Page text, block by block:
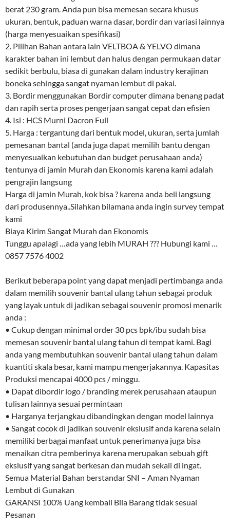
berat 230 gram. Anda pun bisa memesan secara khusus
ukuran, bentuk, paduan warna dasar, bordir dan variasi lainnya
(harga menyesuaikan spesifikasi)
2. Pilihan Bahan antara lain VELTBOA & YELVO dimana
karakter bahan ini lembut dan halus dengan permukaan datar
sedikit berbulu, biasa di gunakan dalam industry kerajinan
boneka sehingga sangat nyaman lembut di pakai.
3. Bordir menggunakan Bordir computer dimana benang padat
dan rapih serta proses pengerjaan sangat cepat dan efisien
4. Isi : HCS Murni Dacron Full
5. Harga : tergantung dari bentuk model, ukuran, serta jumlah
pemesanan bantal (anda juga dapat memilih bantu dengan
menyesuaikan kebutuhan dan budget perusahaan anda)
tentunya di jamin Murah dan Ekonomis karena kami adalah
pengrajin langsung
Harga di jamin Murah, kok bisa ? karena anda beli langsung
dari produsennya..Silahkan bilamana anda ingin survey tempat
kami
Biaya Kirim Sangat Murah dan Ekonomis
Tunggu apalagi …ada yang lebih MURAH ??? Hubungi kami …
0857 7576 4002
Berikut beberapa point yang dapat menjadi pertimbanga anda
dalam memilih souvenir bantal ulang tahun sebagai produk
yang layak untuk di jadikan sebagai souvenir promosi menarik
anda :
• Cukup dengan minimal order 30 pcs bpk/ibu sudah bisa
memesan souvenir bantal ulang tahun di tempat kami. Bagi
anda yang membutuhkan souvenir bantal ulang tahun dalam
kuantiti skala besar, kami mampu mengerjakannya. Kapasitas
Produksi mencapai 4000 pcs / minggu.
• Dapat dibordir logo / branding merek perusahaan ataupun
tulisan lainnya sesuai permintaan
• Harganya terjangkau dibandingkan dengan model lainnya
• Sangat cocok di jadikan souvenir ekslusif anda karena selain
memiliki berbagai manfaat untuk penerimanya juga bisa
menaikan citra pemberinya karena merupakan sebuah gift
ekslusif yang sangat berkesan dan mudah sekali di ingat.
Semua Material Bahan berstandar SNI – Aman Nyaman
Lembut di Gunakan
GARANSI 100% Uang kembali Bila Barang tidak sesuai
Pesanan